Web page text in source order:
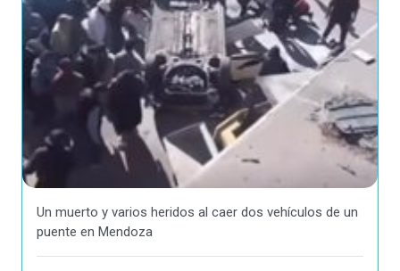
Un muerto y varios heridos al caer dos vehículos de un
puente en Mendoza